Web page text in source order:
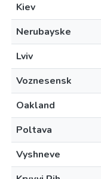
Kiev
Nerubayske
Lviv
Voznesensk
Oakland
Poltava
Vyshneve